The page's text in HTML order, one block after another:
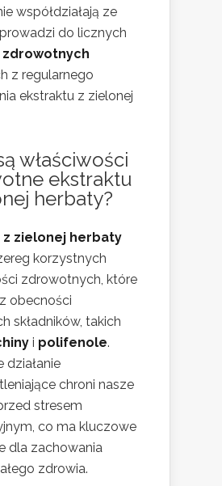
współdziałają ze
do licznych
zdrowotnych
z regularnego
ekstraktu z zielonej
właściwości
ekstraktu
herbaty?
z zielonej herbaty
korzystnych
zdrowotnych, które
obecności
składników, takich
i polifenole.
działanie
chroni nasze
stresem
co ma kluczowe
dla zachowania
zdrowia.